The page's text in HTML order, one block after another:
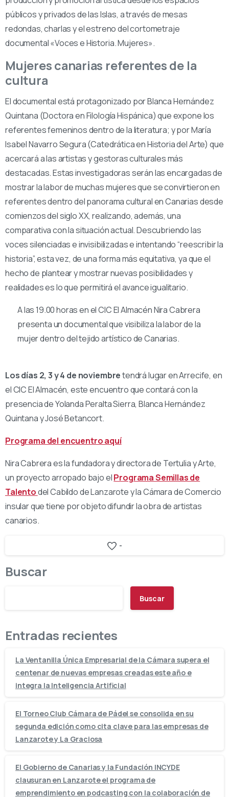
públicos y privados de las Islas, a través de mesas
redondas, charlas y el estreno del cortometraje
documental «Voces e Historia. Mujeres».
Mujeres canarias referentes de la
cultura
El documental está protagonizado por Blanca Hernández
Quintana (Doctora en Filología Hispánica) que expone los
referentes femeninos dentro de la literatura; y por María
Isabel Navarro Segura (Catedrática en Historia del Arte) que
acercará a las artistas y gestoras culturales más
destacadas. Estas investigadoras serán las encargadas de
mostrar la labor de muchas mujeres que se convirtieron en
referentes dentro del panorama cultural en Canarias desde
comienzos del siglo XX, realizando, además, una
comparativa con la situación actual. Descubriendo las
voces silenciadas e invisibilizadas e intentando “reescribir la
historia”, esta vez, de una forma más equitativa, ya que el
hecho de plantear y mostrar nuevas posibilidades y
realidades es lo que permitirá el avance igualitario.
A las 19.00 horas en el CIC El Almacén Nira Cabrera
presenta un documental que visibiliza la labor de la
mujer dentro del tejido artístico de Canarias.
Los días 2, 3 y 4 de noviembretendrá lugar en Arrecife, en
el CIC El Almacén, este encuentro que contará con la
presencia de Yolanda Peralta Sierra, Blanca Hernández
Quintana y José Betancort.
Programa del encuentro aquí
Nira Cabrera es la fundadora y directora de Tertulia y Arte,
un proyecto arropado bajo elPrograma Semillas de
Talentodel Cabildo de Lanzarote y la Cámara de Comercio
insular que tiene por objeto difundir la obra de artistas
canarios.
-
Buscar
Buscar
Entradas recientes
La Ventanilla Única Empresarial de la Cámara supera el
centenar de nuevas empresas creadas este año e
integra la Inteligencia Artificial
El Torneo Club Cámara de Pádel se consolida en su
segunda edición como cita clave para las empresas de
Lanzarote y La Graciosa
El Gobierno de Canarias y la Fundación INCYDE
clausuran en Lanzarote el programa de
emprendimiento en podcasting con la colaboración de